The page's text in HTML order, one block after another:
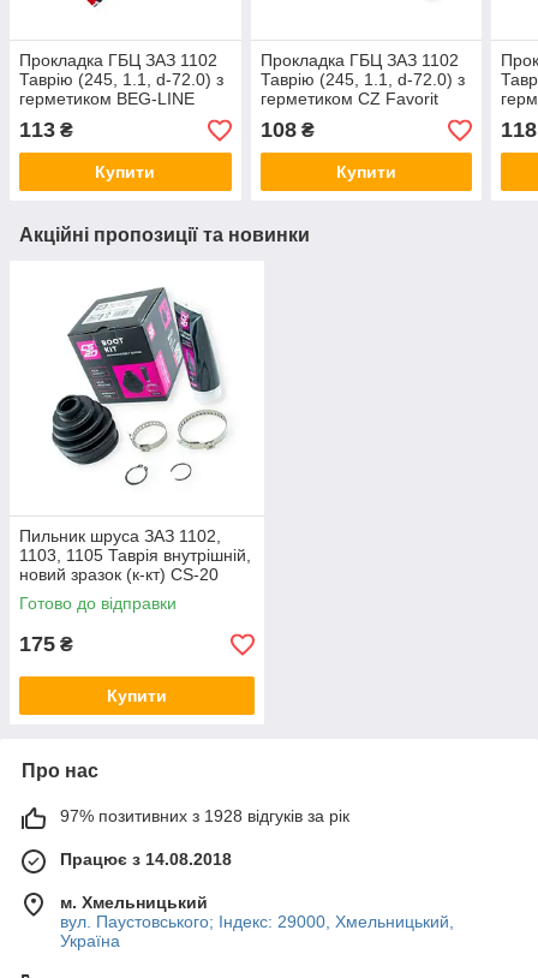
Прокладка ГБЦ ЗАЗ 1102
Таврію (245, 1.1, d-72.0) з
герметиком BEG-LINE
113 ₴
Купити
Прокладка ГБЦ ЗАЗ 1102
Таврію (245, 1.1, d-72.0) з
герметиком CZ Favorit
108₴
Купити
118
Акційні пропозиції та новинки
Пильник шруса ЗАЗ 1102,
1103, 1105 Таврія внутрішній,
новий зразок (к-кт) CS-20
Готово до відправки
175 ₴
Купити
Про нас
97% позитивних з 1928 відгуків за рік
Працює з 14.08.2018
м. Хмельницький
вул. Паустовського; Індекс: 29000, Хмельницький,
Україна